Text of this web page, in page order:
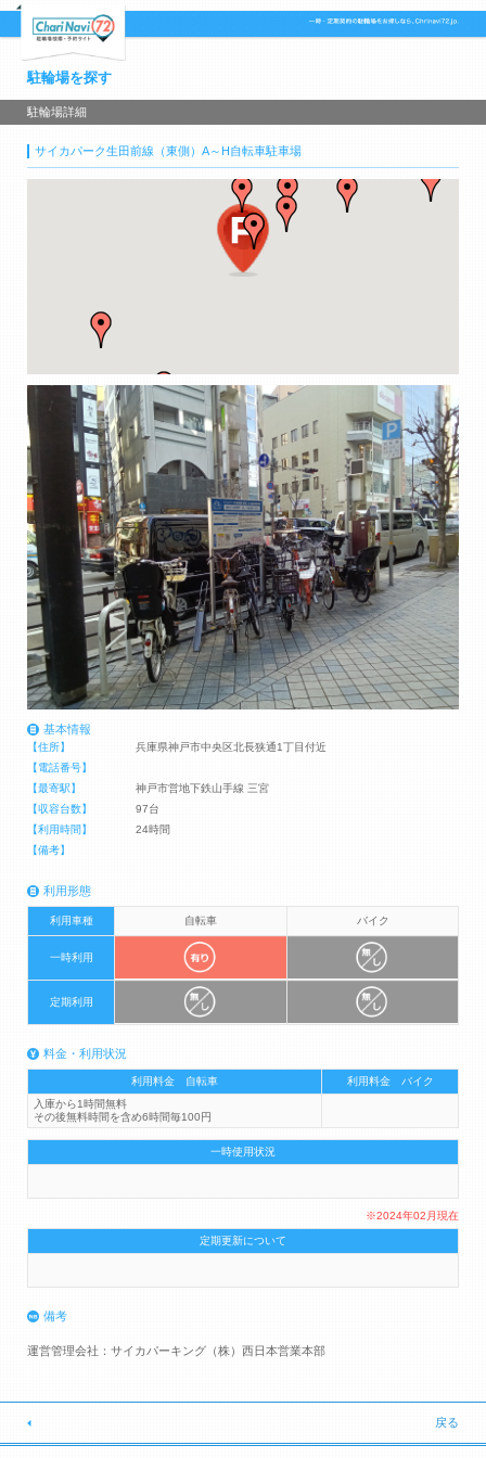
駐輪場を探す
駐輪場詳細
サイカパーク生田前線（東側）A～H自転車駐車場
基本情報
【住所】
兵庫県神戸市中央区北長狭通1丁目付近
【電話番号】
【最寄駅】
神戸市営地下鉄山手線 三宮
【収容台数】
97台
【利用時間】
24時間
【備考】
利用形態
利用車種 自転車 バイク
一時利用
定期利用
料金・利用状況
利用料金 自転車
利用料金 バイク
入庫から1時間無料
その後無料時間を含め6時間毎100円
一時使用状況
※2024年02月現在
定期更新について
備考
運営管理会社：サイカパーキング（株）西日本営業本部
戻る